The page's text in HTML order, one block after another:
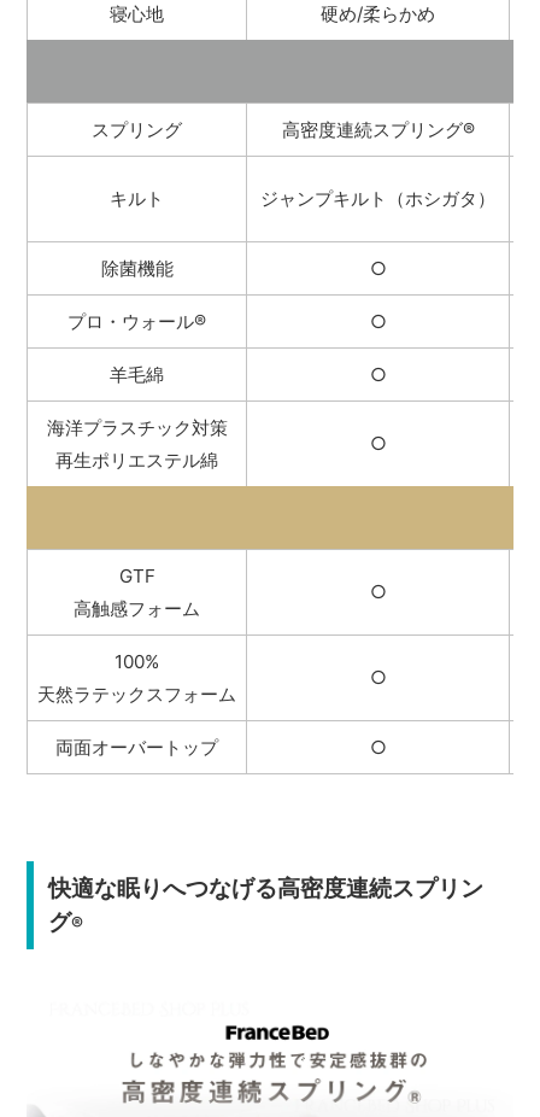
寝心地 硬め/柔らかめ
スプリング 高密度連続スプリング®
キルト ジャンプキルト（ホシガタ）
除菌機能 ○
プロ・ウォール® ○
羊毛綿 ○
海洋プラスチック対策
再生ポリエステル綿
○
GTF
高触感フォーム
○
100%
天然ラテックスフォーム
○
両面オーバートップ ○
快適な眠りへつなげる高密度連続スプリン
グ®